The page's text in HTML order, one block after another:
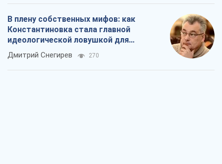
В плену собственных мифов: как
Константиновка стала главной
идеологической ловушкой для
российских оккупантов
Дмитрий Снегирев 270